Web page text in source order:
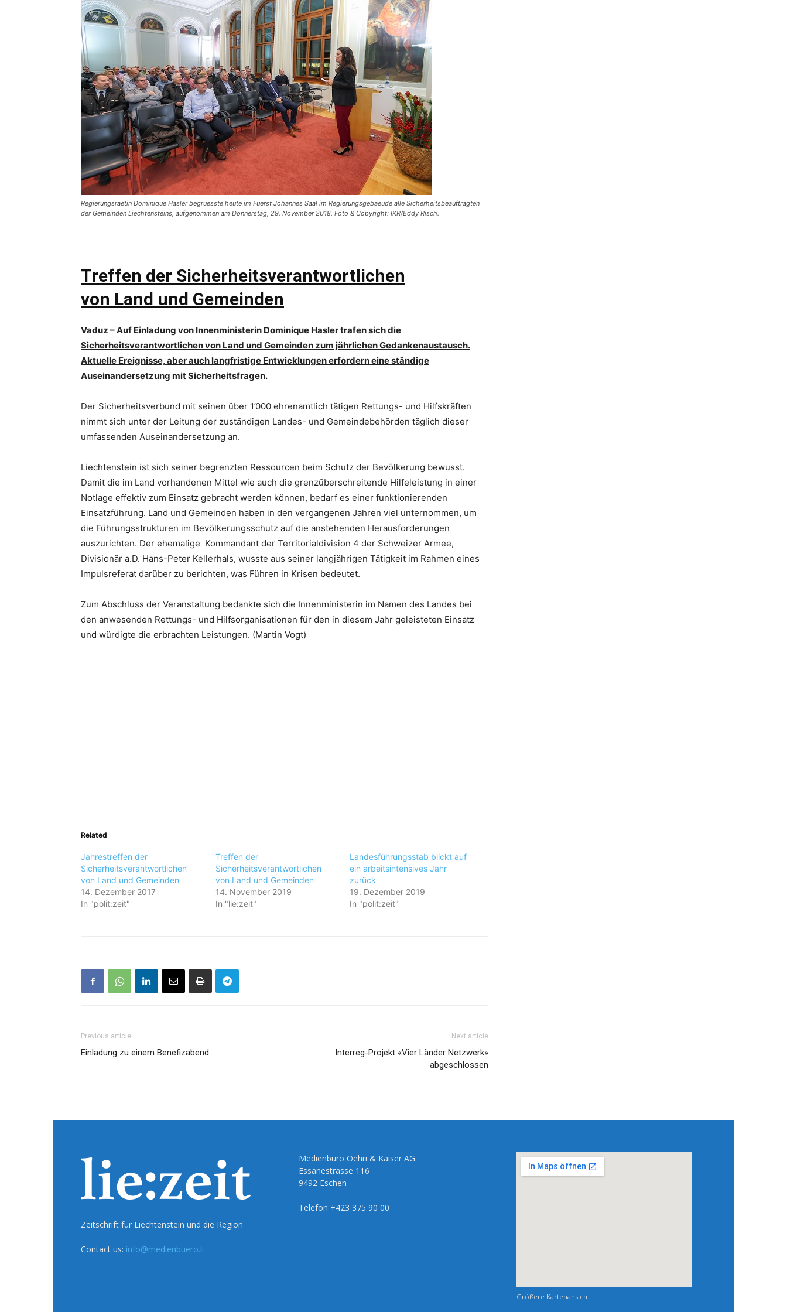
Regierungsraetin Dominique Hasler begruesste heute im Fuerst Johannes Saal im Regierungsgebaeude alle Sicherheitsbeauftragten
der Gemeinden Liechtensteins, aufgenommen am Donnerstag, 29. November 2018. Foto & Copyright: IKR/Eddy Risch.
Treffen der Sicherheitsverantwortlichen
von Land und Gemeinden
Vaduz – Auf Einladung von Innenministerin Dominique Hasler trafen sich die
Sicherheitsverantwortlichen von Land und Gemeinden zum jährlichen Gedankenaustausch.
Aktuelle Ereignisse, aber auch langfristige Entwicklungen erfordern eine ständige
Auseinandersetzung mit Sicherheitsfragen.
Der Sicherheitsverbund mit seinen über 1’000 ehrenamtlich tätigen Rettungs- und Hilfskräften
nimmt sich unter der Leitung der zuständigen Landes- und Gemeindebehörden täglich dieser
umfassenden Auseinandersetzung an.
Liechtenstein ist sich seiner begrenzten Ressourcen beim Schutz der Bevölkerung bewusst.
Damit die im Land vorhandenen Mittel wie auch die grenzüberschreitende Hilfeleistung in einer
Notlage effektiv zum Einsatz gebracht werden können, bedarf es einer funktionierenden
Einsatzführung. Land und Gemeinden haben in den vergangenen Jahren viel unternommen, um
die Führungsstrukturen im Bevölkerungsschutz auf die anstehenden Herausforderungen
auszurichten. Der ehemalige Kommandant der Territorialdivision 4 der Schweizer Armee,
Divisionär a.D. Hans-Peter Kellerhals, wusste aus seiner langjährigen Tätigkeit im Rahmen eines
Impulsreferat darüber zu berichten, was Führen in Krisen bedeutet.
Zum Abschluss der Veranstaltung bedankte sich die Innenministerin im Namen des Landes bei
den anwesenden Rettungs- und Hilfsorganisationen für den in diesem Jahr geleisteten Einsatz
und würdigte die erbrachten Leistungen. (Martin Vogt)
Related
Jahrestreffen der
Sicherheitsverantwortlichen
von Land und Gemeinden
14. Dezember 2017
In "polit:zeit"
Treffen der
Sicherheitsverantwortlichen
von Land und Gemeinden
14. November 2019
In "lie:zeit"
Landesführungsstab blickt auf
ein arbeitsintensives Jahr
zurück
19. Dezember 2019
In "polit:zeit"
Previous article
Einladung zu einem Benefizabend
Next article
Interreg-Projekt «Vier Länder Netzwerk»
abgeschlossen
Zeitschrift für Liechtenstein und die Region
Contact us: info@medienbuero.li
Medienbüro Oehri & Kaiser AG
Essanestrasse 116
9492 Eschen
Telefon +423 375 90 00
Größere Kartenansicht